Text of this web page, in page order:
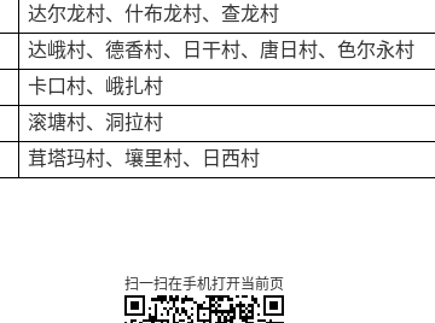
达尔龙村、什布龙村、查龙村
达峨村、德香村、日干村、唐日村、色尔永村
卡口村、峨扎村
滚塘村、洞拉村
茸塔玛村、壤里村、日西村
扫一扫在手机打开当前页